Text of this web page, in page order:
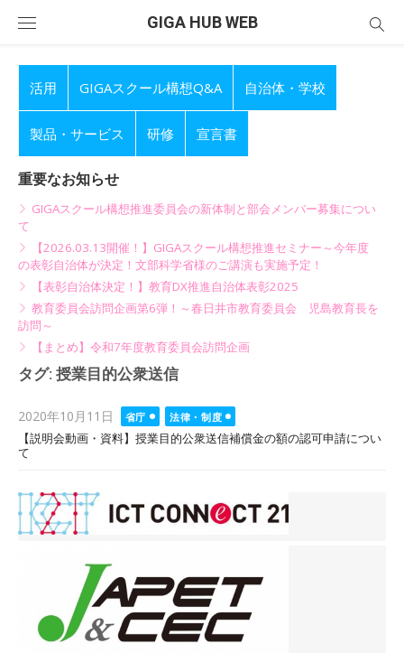
GIGA HUB WEB
活用 GIGAスクール構想Q&A 自治体・学校
製品・サービス 研修 宣言書
重要なお知らせ
GIGAスクール構想推進委員会の新体制と部会メンバー募集につい
て
【2026.03.13開催！】GIGAスクール構想推進セミナー～今年度
の表彰自治体が決定！文部科学省様のご講演も実施予定！
【表彰自治体決定！】教育DX推進自治体表彰2025
教育委員会訪問企画第6弾！～春日井市教育委員会 児島教育長を
訪問～
【まとめ】令和7年度教育委員会訪問企画
タグ: 授業目的公衆送信
Posted
on
2020年10月11日 省庁
法律・制度
【説明会動画・資料】授業目的公衆送信補償金の額の認可申請につい
て